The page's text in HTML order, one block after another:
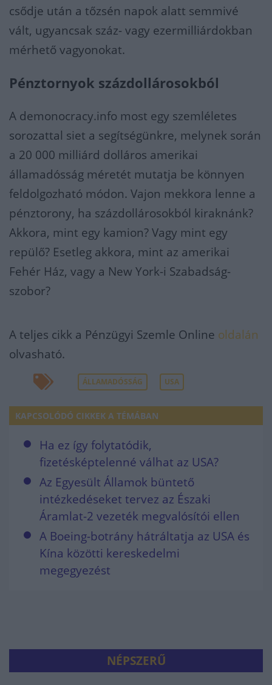
csődje után a tőzsén napok alatt semmivé
vált, ugyancsak száz- vagy ezermilliárdokban
mérhető vagyonokat.
Pénztornyok százdollárosokból
A demonocracy.info most egy szemléletes
sorozattal siet a segítségünkre, melynek során
a 20 000 milliárd dolláros amerikai
államadósság méretét mutatja be könnyen
feldolgozható módon. Vajon mekkora lenne a
pénztorony, ha százdollárosokból kiraknánk?
Akkora, mint egy kamion? Vagy mint egy
repülő? Esetleg akkora, mint az amerikai
Fehér Ház, vagy a New York-i Szabadság-
szobor?
A teljes cikk a Pénzügyi Szemle Online oldalán
olvasható.
ÁLLAMADÓSSÁG USA
KAPCSOLÓDÓ CIKKEK A TÉMÁBAN
Ha ez így folytatódik,
fizetésképtelenné válhat az USA?
Az Egyesült Államok büntető
intézkedéseket tervez az Északi
Áramlat-2 vezeték megvalósítói ellen
A Boeing-botrány hátráltatja az USA és
Kína közötti kereskedelmi
megegyezést
NÉPSZERŰ